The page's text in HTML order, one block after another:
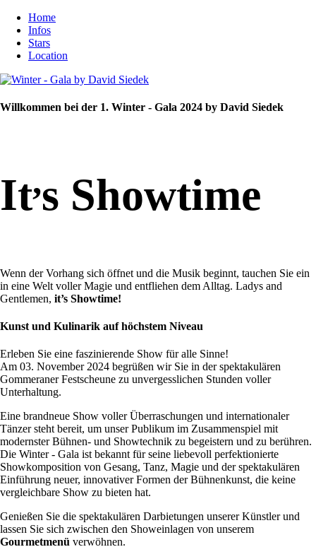
Home
Infos
Stars
Location
Willkommen bei der 1. Winter - Gala 2024 by David Siedek
It,s Showtime
Wenn der Vorhang sich öffnet und die Musik beginnt, tauchen Sie ein
in eine Welt voller Magie und entfliehen dem Alltag. Ladys and
Gentlemen, it’s Showtime!
Kunst und Kulinarik auf höchstem Niveau
Erleben Sie eine faszinierende Show für alle Sinne!
Am 03. November 2024 begrüßen wir Sie in der spektakulären
Gommeraner Festscheune zu unvergesslichen Stunden voller
Unterhaltung.
Eine brandneue Show voller Überraschungen und internationaler
Tänzer steht bereit, um unser Publikum im Zusammenspiel mit
modernster Bühnen- und Showtechnik zu begeistern und zu berühren.
Die Winter - Gala ist bekannt für seine liebevoll perfektionierte
Showkomposition von Gesang, Tanz, Magie und der spektakulären
Einführung neuer, innovativer Formen der Bühnenkunst, die keine
vergleichbare Show zu bieten hat.
Genießen Sie die spektakulären Darbietungen unserer Künstler und
lassen Sie sich zwischen den Showeinlagen von unserem
Gourmetmenü verwöhnen.